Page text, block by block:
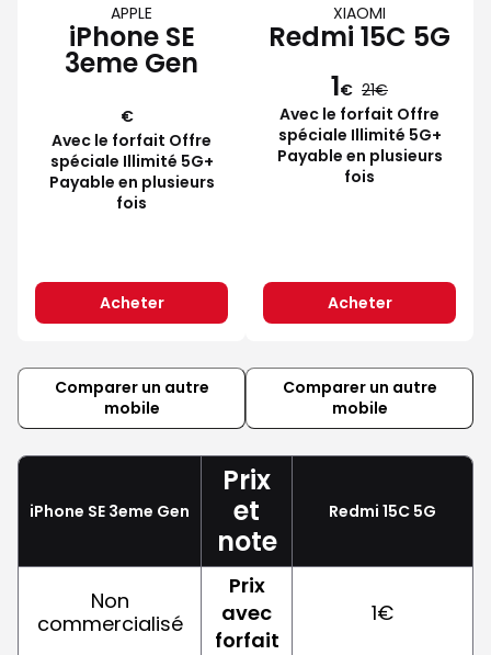
APPLE
iPhone SE
3eme Gen
€
Avec le forfait Offre
spéciale Illimité 5G+
Payable en plusieurs
fois
Acheter
XIAOMI
Redmi 15C 5G
1€ 21
Avec le forfait Offre
spéciale Illimité 5G+
Payable en plusieurs
fois
Acheter
Comparer un autre
mobile
Comparer un autre
mobile
iPhone SE 3eme Gen
Prix
et
note
Redmi 15C 5G
Non
commercialisé
Prix
avec
forfait
1€